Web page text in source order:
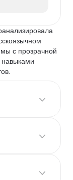
с прозрачной
навыками